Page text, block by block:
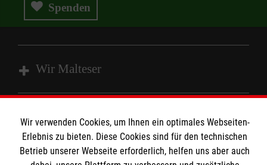
Spenden
Wir Malteser
Angebote und Leistungen
Unsere Kurse
Informationen
Wir verwenden Cookies, um Ihnen ein optimales Webseiten-
Erlebnis zu bieten. Diese Cookies sind für den technischen
Betrieb unserer Webseite erforderlich, helfen uns aber auch